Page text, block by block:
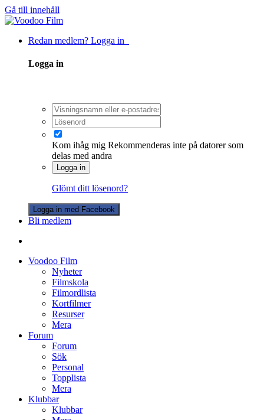
Gå till innehåll
Redan medlem? Logga in
Logga in
Kom ihåg mig Rekommenderas inte på datorer som
delas med andra
Logga in
Glömt ditt lösenord?
Logga in med Facebook
Bli medlem
Voodoo Film
Nyheter
Filmskola
Filmordlista
Kortfilmer
Resurser
Mera
Forum
Forum
Sök
Personal
Topplista
Mera
Klubbar
Klubbar